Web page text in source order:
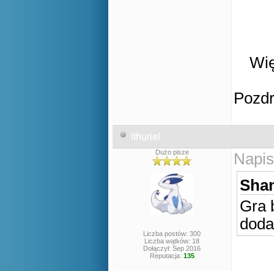
Ithuriel
Dużo pisze
Liczba postów: 300
Liczba wątków: 18
Dołączył: Sep 2016
Reputacja: 135
Gra